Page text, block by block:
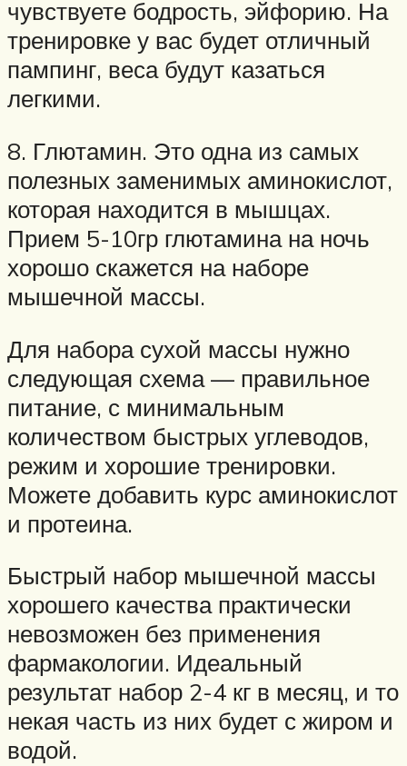
чувствуете бодрость, эйфорию. На
тренировке у вас будет отличный
пампинг, веса будут казаться
легкими.
8. Глютамин. Это одна из самых
полезных заменимых аминокислот,
которая находится в мышцах.
Прием 5-10гр глютамина на ночь
хорошо скажется на наборе
мышечной массы.
Для набора сухой массы нужно
следующая схема — правильное
питание, с минимальным
количеством быстрых углеводов,
режим и хорошие тренировки.
Можете добавить курс аминокислот
и протеина.
Быстрый набор мышечной массы
хорошего качества практически
невозможен без применения
фармакологии. Идеальный
результат набор 2-4 кг в месяц, и то
некая часть из них будет с жиром и
водой.